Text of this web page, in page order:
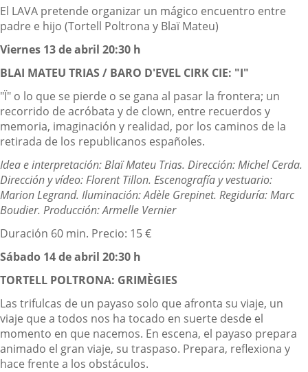
Descripción
El LAVA pretende organizar un mágico encuentro entre
padre e hijo (Tortell Poltrona y Blaï Mateu)
Viernes 13 de abril 20:30 h
BLAI MATEU TRIAS / BARO D'EVEL CIRK CIE: "I"
"Ï" o lo que se pierde o se gana al pasar la frontera; un
recorrido de acróbata y de clown, entre recuerdos y
memoria, imaginación y realidad, por los caminos de la
retirada de los republicanos españoles.
Idea e interpretación: Blaï Mateu Trias. Dirección: Michel Cerda.
Dirección y vídeo: Florent Tillon. Escenografía y vestuario:
Marion Legrand. Iluminación: Adèle Grepinet. Regiduría: Marc
Boudier. Producción: Armelle Vernier
Duración 60 min. Precio: 15 €
Sábado 14 de abril 20:30 h
TORTELL POLTRONA: GRIMÈGIES
Las trifulcas de un payaso solo que afronta su viaje, un
viaje que a todos nos ha tocado en suerte desde el
momento en que nacemos. En escena, el payaso prepara
animado el gran viaje, su traspaso. Prepara, reflexiona y
hace frente a los obstáculos.